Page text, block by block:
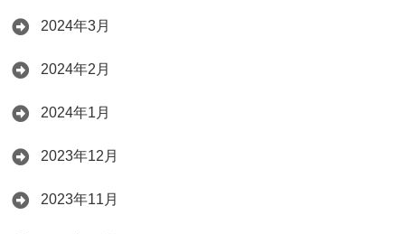
2024年3月
2024年2月
2024年1月
2023年12月
2023年11月